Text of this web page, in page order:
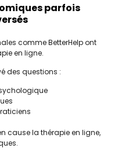
parfois
commeBetterHelpont
en ligne.
des questions :
cause la thérapie en ligne,